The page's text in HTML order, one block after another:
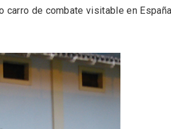
carro de combate visitable en